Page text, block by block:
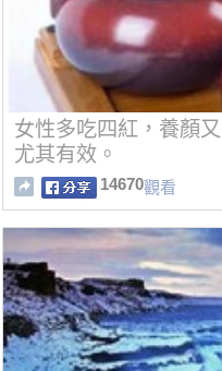
女性多吃四紅，養顏
尤其有效。
14670觀看